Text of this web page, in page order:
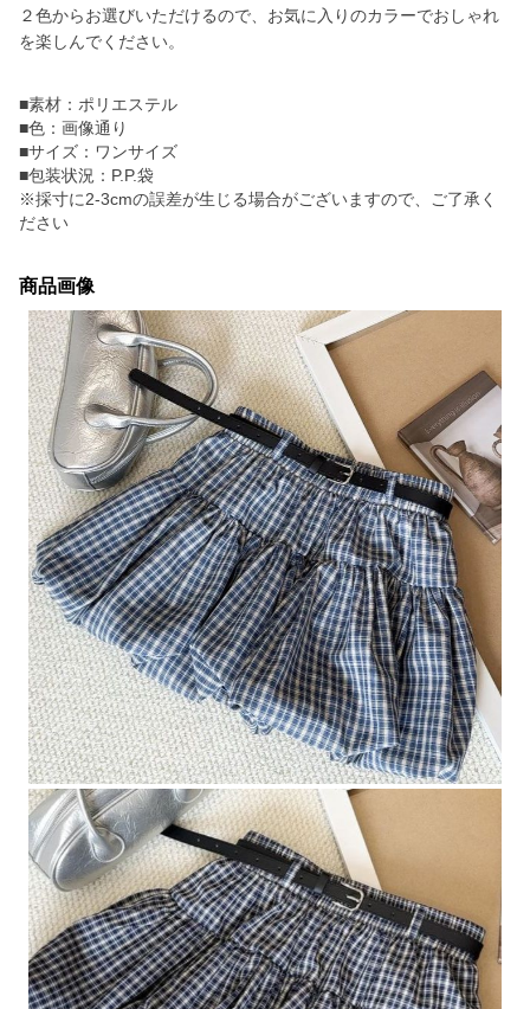
２色からお選びいただけるので、お気に入りのカラーでおしゃれ
を楽しんでください。
■素材：ポリエステル
■色：画像通り
■サイズ：ワンサイズ
■包装状況：P.P.袋
※採寸に2-3cmの誤差が生じる場合がございますので、ご了承く
ださい
商品画像